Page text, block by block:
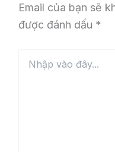
Email của bạn sẽ
được đánh dấu *
vào